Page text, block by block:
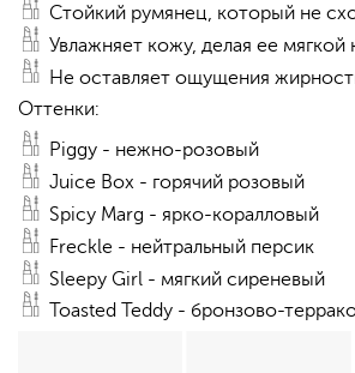
Стойкий румянец, который не
Увлажняет кожу, делая ее мягкой
Не оставляет ощущения
Оттенки:
Piggy - нежно-розовый
Juice Box - горячий розовый
Spicy Marg - ярко-коралловый
Freckle - нейтральный персик
Sleepy Girl - мягкий сиреневый
Toasted Teddy - бронзово-